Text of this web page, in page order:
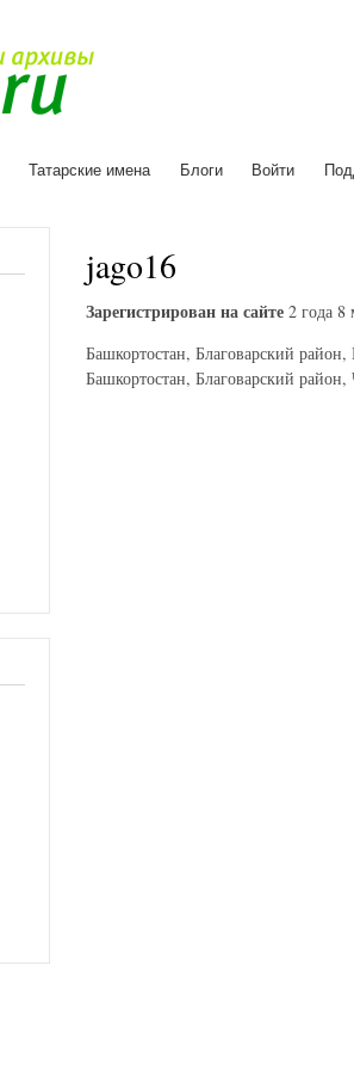
Татарские имена Блоги Войти
jago16
Зарегистрирован на сайте2 года 8
Башкортостан, Благоварский
Башкортостан, Благоварский